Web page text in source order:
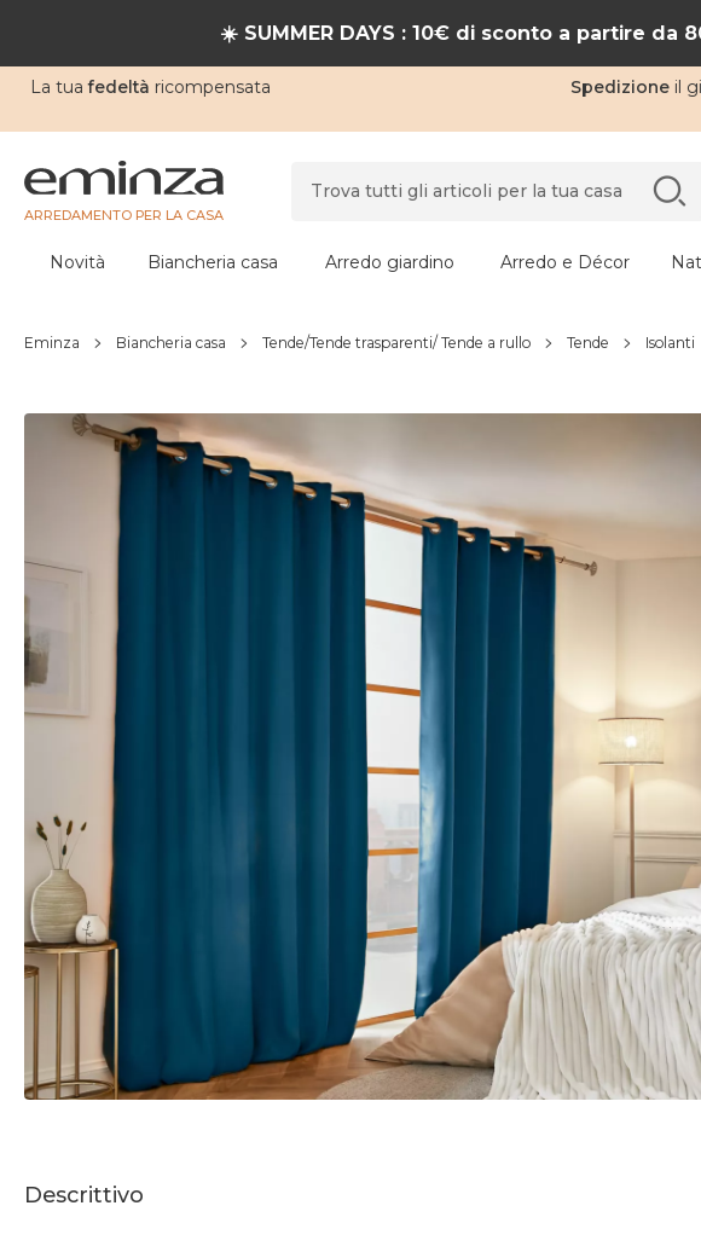
☀️ SUMMER DAYS : 10€ di sconto a partire da
La tua fedeltà ricompensata Spedizione il
ARREDAMENTO PER LA CASA
Novità Biancheria casa Arredo giardino Arredo e Décor
Eminza Biancheria casa Tende/Tende trasparenti/ Tende a rullo Tende Isolanti
Descrittivo